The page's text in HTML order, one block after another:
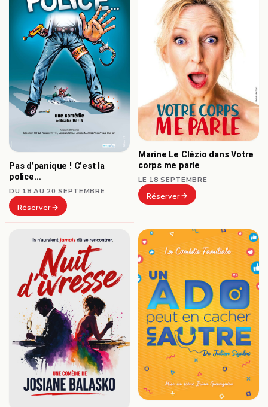
Pas d’panique ! C’est la
police…
DU 18 AU 20 SEPTEMBRE
Réserver
Marine Le Clézio dans Votre
corps me parle
LE 18 SEPTEMBRE
Réserver